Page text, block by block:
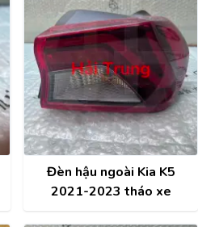
Đèn hậu ngoài Kia K5
2021-2023 tháo xe